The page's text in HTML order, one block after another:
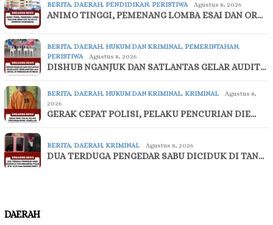
BERITA, DAERAH, PENDIDIKAN, PERISTIWA Agustus 8, 2026
ANIMO TINGGI, PEMENANG LOMBA ESAI DAN OR…
BERITA, DAERAH, HUKUM DAN KRIMINAL, PEMERINTAHAN,
PERISTIWA
Agustus 8, 2026
DISHUB NGANJUK DAN SATLANTAS GELAR AUDIT…
BERITA, DAERAH, HUKUM DAN KRIMINAL, KRIMINAL
Agustus 8,
2026
GERAK CEPAT POLISI, PELAKU PENCURIAN DIE…
BERITA, DAERAH, KRIMINAL Agustus 8, 2026
DUA TERDUGA PENGEDAR SABU DICIDUK DI TAN…
DAERAH